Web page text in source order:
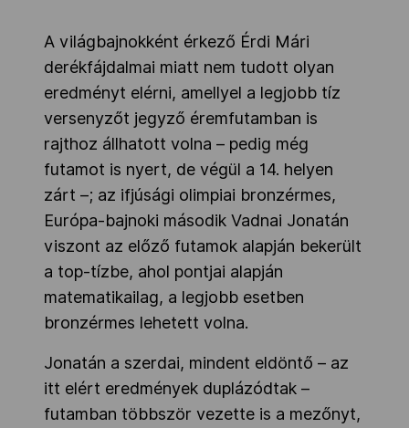
A világbajnokként érkező Érdi Mári
derékfájdalmai miatt nem tudott olyan
eredményt elérni, amellyel a legjobb tíz
versenyzőt jegyző éremfutamban is
rajthoz állhatott volna – pedig még
futamot is nyert, de végül a 14. helyen
zárt –; az ifjúsági olimpiai bronzérmes,
Európa-bajnoki második Vadnai Jonatán
viszont az előző futamok alapján bekerült
a top-tízbe, ahol pontjai alapján
matematikailag, a legjobb esetben
bronzérmes lehetett volna.
Jonatán a szerdai, mindent eldöntő – az
itt elért eredmények duplázódtak –
futamban többször vezette is a mezőnyt,